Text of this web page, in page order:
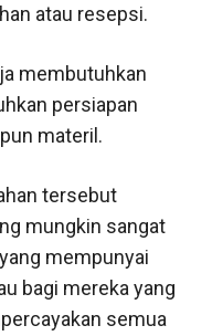
atau resepsi.
membutuhkan
persiapan
materil.
tersebut
mungkin sangat
mempunyai
bagi mereka yang
semua